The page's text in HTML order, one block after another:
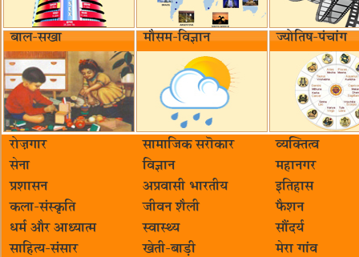
बाल-सखा मौसम-विज्ञान ज्योतिष-पंचांग
रोज़गार सामाजिक सरॊकार‌
व्यक्तित्व
सेना
विज्ञान
महानगर
प्रशासन
अप्रवासी भारतीय
इतिहास
कला-संस्कृति
जीवन शैली
फैशन
धर्म और आध्यात्म
स्वास्थ्य
सौंदर्य
साहित्य-संसार
खेती-बाड़ी मेरा गांव